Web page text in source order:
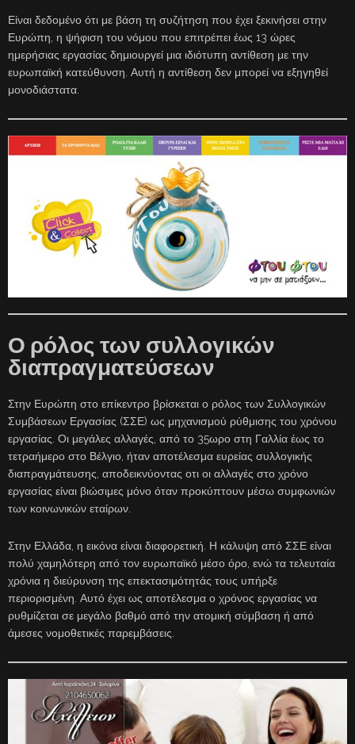
Είναι δεδομένο ότι με βάση τη συζήτηση που έχει ξεκινήσει στην
Ευρώπη, η ψήφιση του νόμου που επιτρέπει έως 13 ώρες
ημερήσιας εργασίας δημιουργεί μια ιδιότυπη αντίθεση με την
ευρωπαϊκή κατεύθυνση. Αυτή η αντίθεση δεν μπορεί να εξηγηθεί
μονοδιάστατα.
Ο ρόλος των συλλογικών
διαπραγματεύσεων
Στην Ευρώπη στο επίκεντρο βρίσκεται ο ρόλος των Συλλογικών
Συμβάσεων Εργασίας (ΣΣΕ) ως μηχανισμού ρύθμισης του χρόνου
εργασίας. Οι μεγάλες αλλαγές, από το 35ωρο στη Γαλλία έως το
τετραήμερο στο Βέλγιο, ήταν αποτέλεσμα ευρείας συλλογικής
διαπραγμάτευσης, αποδεικνύοντας οτι οι αλλαγές στο χρόνο
εργασίας είναι βιώσιμες μόνο όταν προκύπτουν μέσω συμφωνιών
των κοινωνικών εταίρων.
Στην Ελλάδα, η εικόνα είναι διαφορετική. Η κάλυψη από ΣΣΕ είναι
πολύ χαμηλότερη από τον ευρωπαϊκό μέσο όρο, ενώ τα τελευταία
χρόνια η διεύρυνση της επεκτασιμότητάς τους υπήρξε
περιορισμένη. Αυτό έχει ως αποτέλεσμα ο χρόνος εργασίας να
ρυθμίζεται σε μεγάλο βαθμό από την ατομική σύμβαση ή από
άμεσες νομοθετικές παρεμβάσεις.